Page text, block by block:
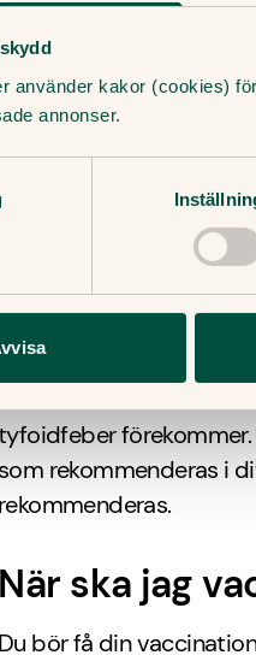
använder kakor (cookies)
annonser.
skydd mot
finns två typer av
slags sockerarter,
Det andra
och
tas som
Vem ska
Kontakta en
som rekommenderas i
rekommenderas.
När ska jag
Du bör få din